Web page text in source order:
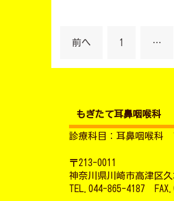
投
稿
ビ
ゲ
ー
前へ 1 …
もぎたて耳鼻咽喉科
診療科目：耳鼻咽喉科
〒213-0011
神奈川県川崎市高津区
TEL.044-865-4187